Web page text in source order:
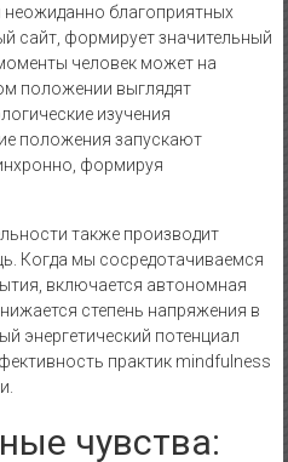
неожиданно благоприятных
сайт, формирует значительный
человек может на
положении выглядят
изучения
положения запускают
формируя
также производит
Когда мы сосредотачиваемся
включается автономная
степень напряжения в
энергетический потенциал
практик mindfulness
чувства: